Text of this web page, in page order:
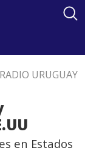
RADIO URUGUAY
en Estados